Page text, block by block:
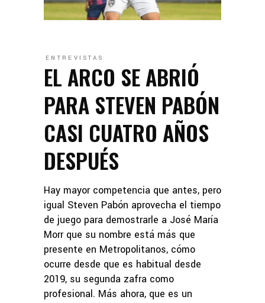
ENTREVISTAS
EL ARCO SE ABRIÓ
PARA STEVEN PABÓN
CASI CUATRO AÑOS
DESPUÉS
Hay mayor competencia que antes, pero
igual Steven Pabón aprovecha el tiempo
de juego para demostrarle a José María
Morr que su nombre está más que
presente en Metropolitanos, cómo
ocurre desde que es habitual desde
2019, su segunda zafra como
profesional. Más ahora, que es un